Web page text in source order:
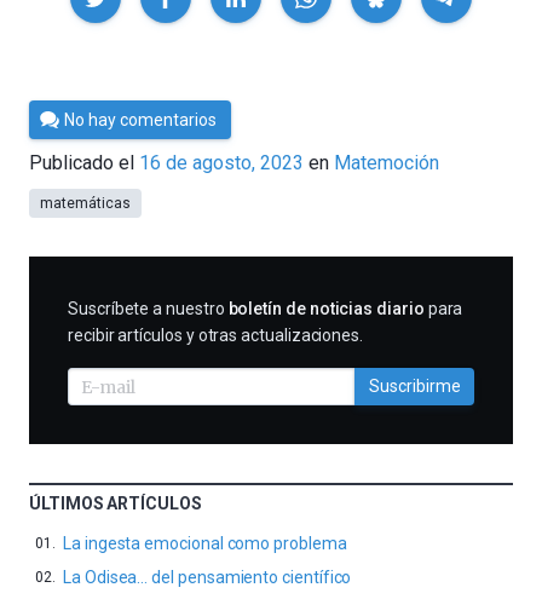
Por
César
Tomé
No hay comentarios
Publicado el 16 de agosto, 2023 en Matemoción
matemáticas
SUSCRIBIRME
Suscríbete a nuestro boletín de noticias diario para
recibir artículos y otras actualizaciones.
Suscribirme
ÚLTIMOS ARTÍCULOS
La ingesta emocional como problema
La Odisea… del pensamiento científico